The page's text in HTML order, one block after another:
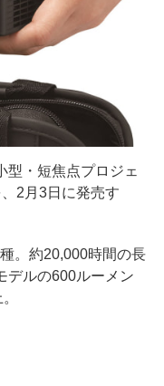
型・短焦点プロジェ
2月3日に発売す
。約20,000時間の長
デルの600ルーメン